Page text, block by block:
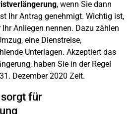
, wenn Sie dann
Ihr Antrag genehmigt. Wichtig ist,
Anliegen nennen. Dazu zählen
eine Dienstreise,
Unterlagen. Akzeptiert das
haben Sie in der Regel
Dezember 2020 Zeit.
für